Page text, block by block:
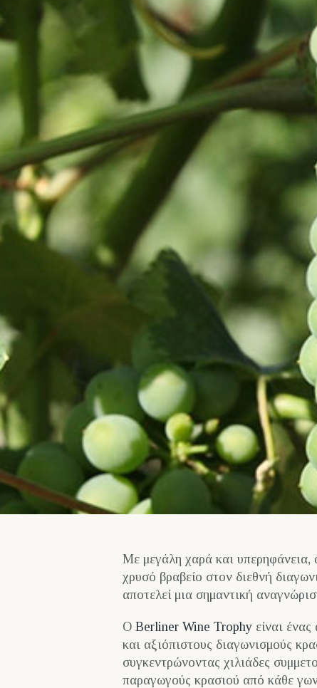
Με μεγάλη χαρά και υπερηφάνεια,
χρυσό βραβείο στον διεθνή
αποτελεί μια σημαντική
Ο Berliner Wine Trophy είναι
και αξιόπιστους διαγωνισμούς
συγκεντρώνοντας χιλιάδες
παραγωγούς κρασιού από κάθε